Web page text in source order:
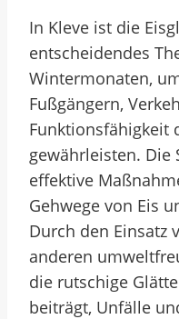
In Kleve ist die
entscheidendes
Wintermonaten,
Fußgängern,
Funktionsfähigkeit
gewährleisten. Die
effektive
Gehwege von Eis
Durch den Einsatz
anderen
die rutschige
beiträgt, Unfälle